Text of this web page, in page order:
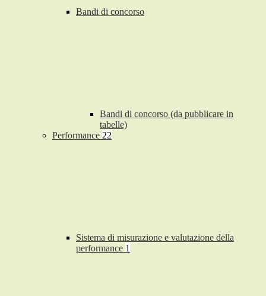
Bandi di concorso
Bandi di concorso (da pubblicare in
tabelle)
Performance 22
Sistema di misurazione e valutazione della
performance 1